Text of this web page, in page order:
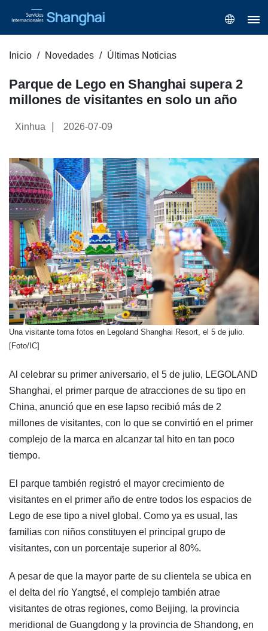
Inicio Novedades Últimas Noticias
Parque de Lego en Shanghai supera 2
millones de visitantes en solo un año
Xinhua 2026-07-09
​Una visitante toma fotos en Legoland Shanghai Resort, el 5 de julio.
[Foto/IC]
Al celebrar su primer aniversario, el 5 de julio, LEGOLAND
Shanghai, el primer parque de atracciones de su tipo en
China, anunció que en ese lapso recibió más de 2
millones de visitantes, con lo que se convirtió en el primer
complejo de la marca en alcanzar tal hito en tan poco
tiempo.
El parque también registró el mayor crecimiento de
visitantes en el primer año de entre todos los espacios de
Lego de ese tipo a nivel global. Como ya es usual, las
familias con niños constituyen el principal grupo de
visitantes, con un porcentaje superior al 80%.
A pesar de que la mayor parte de su clientela se ubica en
el delta del río Yangtsé, el complejo también atrae
visitantes de otras regiones, como Beijing, la provincia
meridional de Guangdong y la provincia de Shandong, en